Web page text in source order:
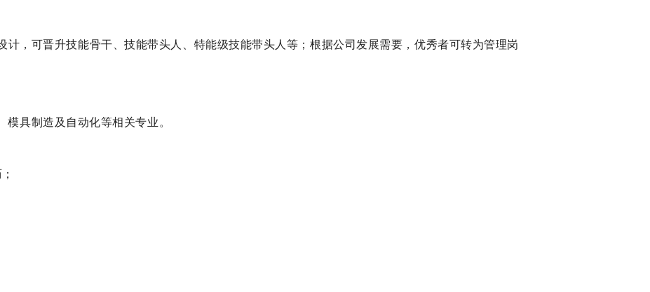
计，可晋升技能骨干、技能带头人、特能级技能带头人等；根据公司发展需要，优秀者可转为管理岗
模具制造及自动化等相关专业。